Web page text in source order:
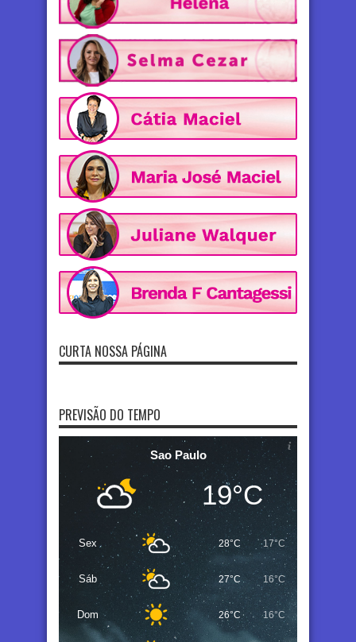
CURTA NOSSA PÁGINA
PREVISÃO DO TEMPO
Sao Paulo
19°C
Sex 28°C 17°C
Sáb 27°C 16°C
Dom 26°C 16°C